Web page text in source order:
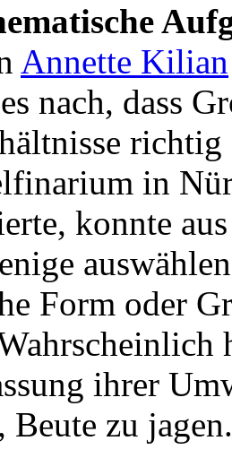
Annette Kilian
nach, dass
in
konnte
Form oder
ihrer
Beute zu jagen.